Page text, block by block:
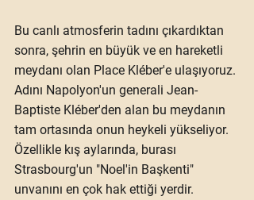
Bu canlı atmosferin tadını çıkardıktan
sonra, şehrin en büyük ve en hareketli
meydanı olan Place Kléber'e ulaşıyoruz.
Adını Napolyon'un generali Jean-
Baptiste Kléber'den alan bu meydanın
tam ortasında onun heykeli yükseliyor.
Özellikle kış aylarında, burası
Strasbourg'un "Noel'in Başkenti"
unvanını en çok hak ettiği yerdir.